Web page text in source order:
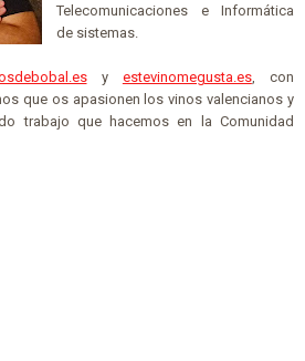
Telecomunicaciones e Informática
de sistemas.
y estevinomegusta.es, con
que os apasionen los vinos valencianos y
trabajo que hacemos en la Comunidad